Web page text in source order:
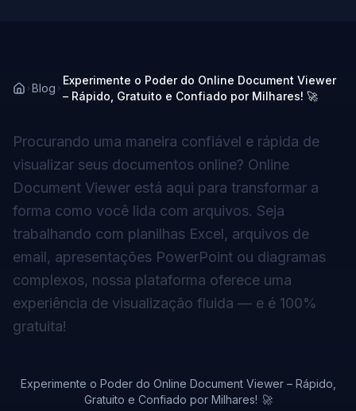
Blog
Experimente o Poder do Online Document Viewer
– Rápido, Gratuito e Confiado por Milhares! 🚀
Procurando uma maneira confiável e rápida de
visualizar seus documentos online? Online
Document Viewer está aqui para transformar a
forma como você lida com arquivos. Seja
trabalhando com planilhas Excel, arquivos de
email, apresentações PowerPoint ou diagramas
complexos, nossa plataforma oferece uma
experiência de visualização fluida — e é 100%
gratuita!
Experimente o Poder do Online Document Viewer – Rápido,
Gratuito e Confiado por Milhares! 🚀